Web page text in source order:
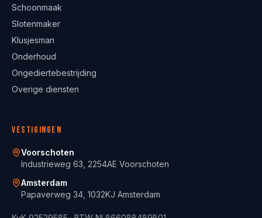
Schoonmaak
Slotenmaker
Klusjesman
Onderhoud
Ongediertebestrijding
Overige diensten
Vestigingen
Voorschoten
Industrieweg 63, 2254AE Voorschoten
Amsterdam
Papaverweg 34, 1032KJ Amsterdam